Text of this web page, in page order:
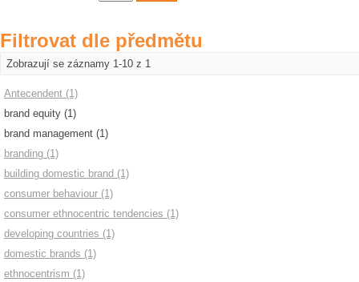
Filtrovat dle předmětu
Zobrazují se záznamy 1-10 z 1
Antecendent (1)
brand equity (1)
brand management (1)
branding (1)
building domestic brand (1)
consumer behaviour (1)
consumer ethnocentric tendencies (1)
developing countries (1)
domestic brands (1)
ethnocentrism (1)